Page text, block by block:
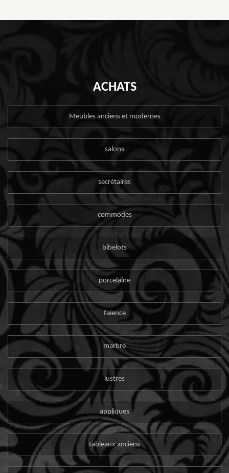
ACHATS
Meubles anciens et modernes
salons
secrétaires
commodes
bibelots
porcelaine
faïence
marbre
lustres
appliques
tableaux anciens